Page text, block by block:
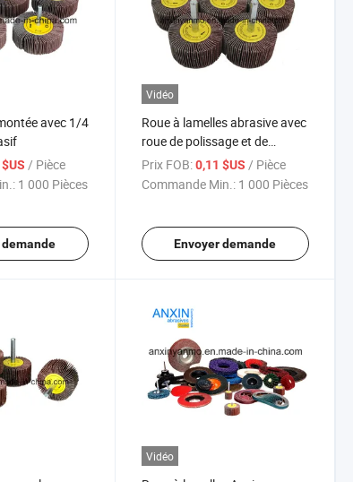
avec 1/4
/ Pièce
1 000 Pièces
Vidéo
Roue à lamelles abrasive avec
roue de polissage et de
meulage de haute qualité
Prix FOB: 0,11 $US / Pièce
Commande Min.: 1 000 Pièces
Envoyer demande
Vidéo